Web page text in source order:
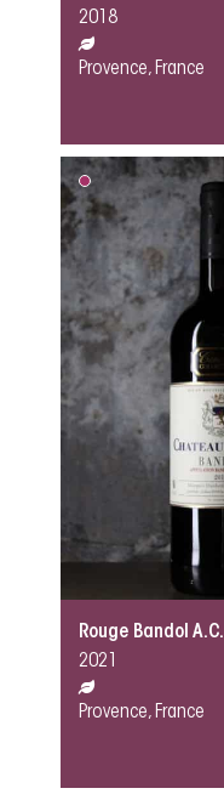
2018
Provence, France
Rouge Bandol A.C.
2021
Provence, France